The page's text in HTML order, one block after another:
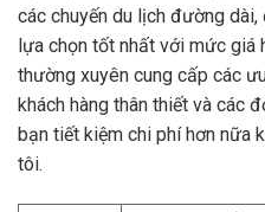
các chuyến du lịch đường
lựa chọn tốt nhất với mức giá
thường xuyên cung cấp các
khách hàng thân thiết và các
bạn tiết kiệm chi phí hơn nữa
tôi.